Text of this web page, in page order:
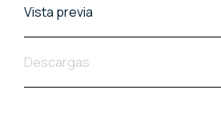
Vista previa
Descargas